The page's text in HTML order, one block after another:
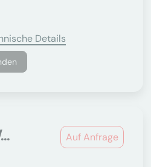
Details
Auf Anfrage